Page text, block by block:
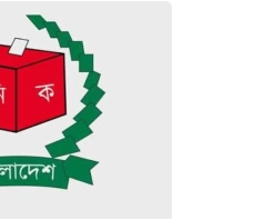
(৬ আগস্ট)
কয়েকজন শিক্ষকের
নিয়োগ